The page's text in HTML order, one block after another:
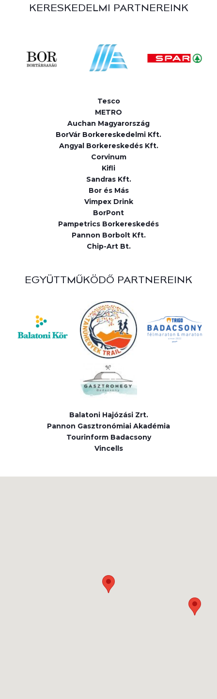
KERESKEDELMI PARTNEREINK
Tesco
METRO
Auchan Magyarország
BorVár Borkereskedelmi Kft.
Angyal Borkereskedés Kft.
Corvinum
Kifli
Sandras Kft.
Bor és Más
Vimpex Drink
BorPont
Pampetrics Borkereskedés
Pannon Borbolt Kft.
Chip-Art Bt.
EGYÜTTMŰKÖDŐ PARTNEREINK
Balatoni Hajózási Zrt.
Pannon Gasztronómiai Akadémia
Tourinform Badacsony
Vincells